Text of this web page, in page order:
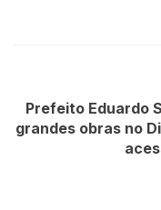
Prefeito Eduardo
grandes obras no